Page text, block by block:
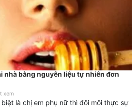
nhà bằng nguyên liệu tự nhiên đơn
xem
là chị em phụ nữ thì đôi môi thực sự